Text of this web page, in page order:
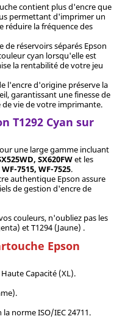
contient plus d'encre que
permettant d'imprimer un
réduire la fréquence des
de réservoirs séparés Epson
cyan lorsqu'elle est
la rentabilité de votre jeu
l'encre d'origine préserve la
garantissant une finesse de
vie de votre imprimante.
T1292 Cyan sur
une large gamme incluant
SX620FWet les
7515, WF-7525.
authentique Epson assure
de gestion d'encre de
couleurs, n'oubliez pas les
et T1294 (Jaune) .
Epson
Capacité (XL).
norme ISO/IEC 24711.